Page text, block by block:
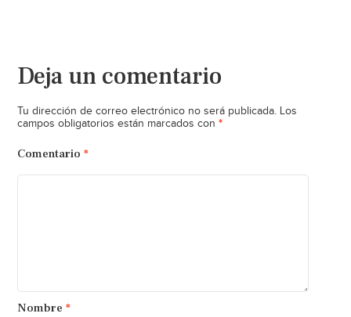
Deja un comentario
Tu dirección de correo electrónico no será publicada. Los
campos obligatorios están marcados con *
Comentario *
Nombre *